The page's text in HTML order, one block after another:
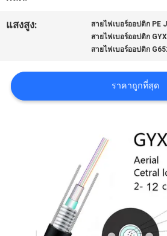
คดี
นโยบาย
แสงสูง: สายไฟเบอร์ออปติก PE
สายไฟเบอร์ออปติก
สายไฟเบอร์ออปติก
ราคาถูกที่สุด